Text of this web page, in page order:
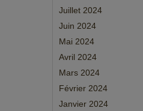
Juillet 2024
Juin 2024
Mai 2024
Avril 2024
Mars 2024
Février 2024
Janvier 2024